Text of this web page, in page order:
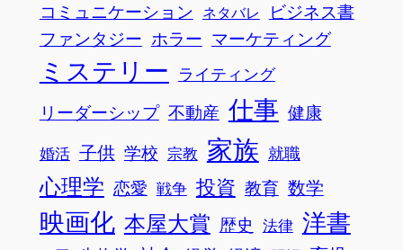
コミュニケーション ネタバレ ビジネス書
ファンタジー ホラー マーケティング
ミステリー ライティング
リーダーシップ 不動産 仕事 健康
婚活 子供 学校 宗教 家族 就職
心理学 恋愛 戦争 投資 教育 数学
映画化 本屋大賞 歴史 法律 洋書